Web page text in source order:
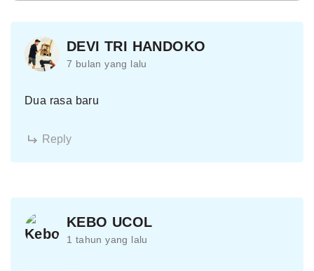
DEVI TRI HANDOKO
7 bulan yang lalu
Dua rasa baru
Reply
KEBO UCOL
1 tahun yang lalu